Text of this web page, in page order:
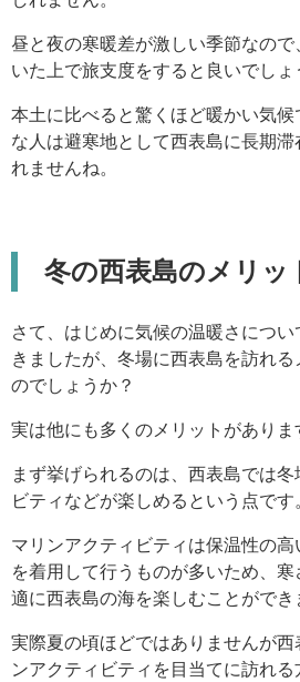
昼と夜の寒暖差が激しい季節なの
いた上で旅支度をすると良いでしょ
本土に比べると驚くほど暖かい気
な人は避寒地として西表島に長期
れませんね。
冬の西表島のメリッ
さて、はじめに気候の温暖さにつ
きましたが、冬場に西表島を訪れ
のでしょうか？
実は他にも多くのメリットがありま
まず挙げられるのは、西表島では
ビティなどが楽しめるという点です。
マリンアクティビティは保温性の
を着用して行うものが多いため、
適に西表島の海を楽しむことができ
実際夏の頃ほどではありませんが西
ンアクティビティを目当てに訪れ